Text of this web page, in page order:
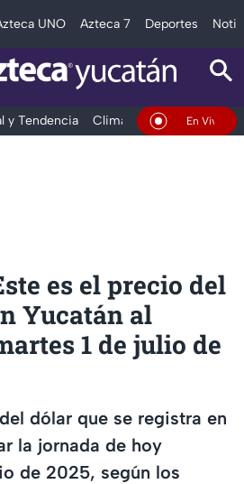
UNO Azteca 7 Deportes
y Tendencia Clima DeportesEn Vivo
es el precio del
Yucatán al
1 de julio de
dólar que se registra en
la jornada de hoy
de 2025, según los